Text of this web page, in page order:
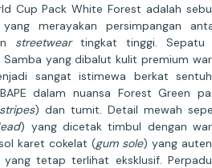
Cup Pack White Forest adalah
merayakan persimpangan
streetweartingkat tinggi. Sepatu
Samba yang dibalut kulit premium
sangat istimewa berkat
dalam nuansa Forest Green
) dan tumit. Detail mewah
) yang dicetak timbul dengan
karet cokelat (gum sole) yang
tetap terlihat eksklusif.